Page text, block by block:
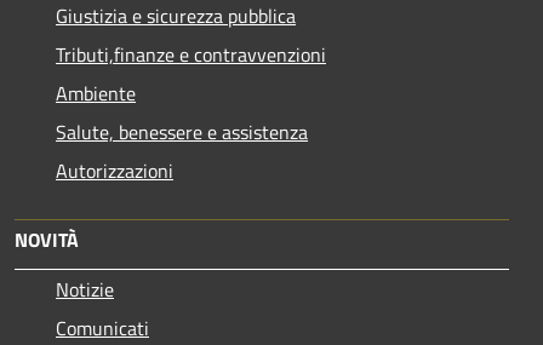
Giustizia e sicurezza pubblica
Tributi,finanze e contravvenzioni
Ambiente
Salute, benessere e assistenza
Autorizzazioni
NOVITÀ
Notizie
Comunicati